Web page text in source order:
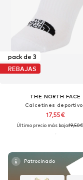
pack de 3
REBAJAS
THE NORTH FACE
Calcetines
17,55€
Último precio más bajo:19,50€